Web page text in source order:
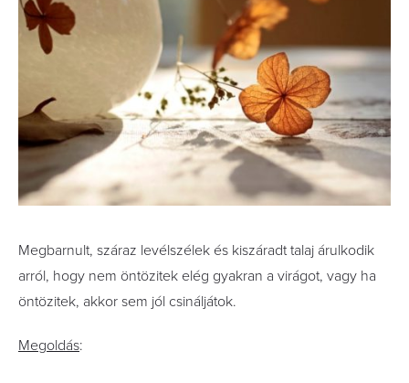
Megbarnult, száraz levélszélek és kiszáradt talaj árulkodik
arról, hogy nem öntözitek elég gyakran a virágot, vagy ha
öntözitek, akkor sem jól csináljátok.
Megoldás: